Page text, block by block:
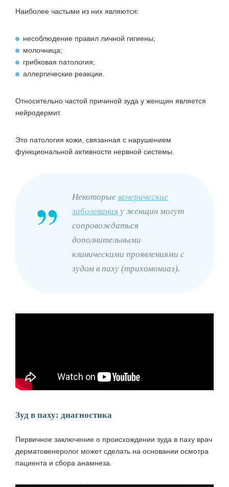
Наиболее частыми из них являются:
несоблюдение правил личной гигиены;
молочница;
грибковая патология;
аллергические реакции.
Относительно частой причиной зуда у женщин является
нейродермит.
Это патология кожи, связанная с нарушением
функциональной активности нервной системы.
Некоторые венерические
заболевания у женщин могут
сопровождаться
дополнительными
клиническими проявлениями с
зудом в паху (трихомониаз).
Зуд в паху: диагностика
Первичное заключение о происхождении зуда в паху врач
дерматовенеролог может сделать на основании осмотра
пациента и сбора анамнеза.